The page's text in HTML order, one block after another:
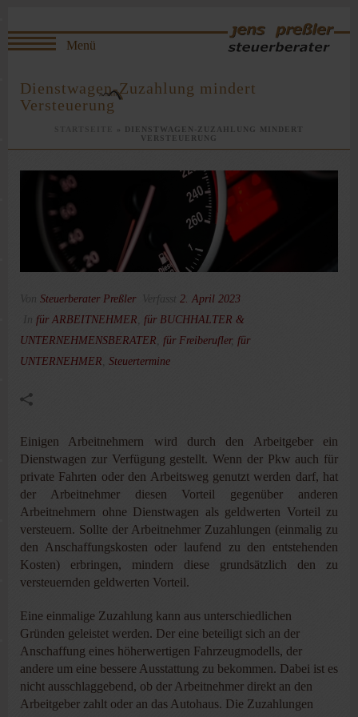
Dienstwagen-Zuzahlung mindert
Versteuerung
» DIENSTWAGEN-ZUZAHLUNG MINDERT
VERSTEUERUNG
Von Steuerberater Preßler Verfasst 2. April 2023
In für ARBEITNEHMER
für BUCHHALTER &
UNTERNEHMENSBERATER
für Freiberufler, für
UNTERNEHMER Steuertermine
Einigen Arbeitnehmern wird durch den Arbeitgeber ein
Dienstwagen zur Verfügung gestellt. Wenn der Pkw auch für
private Fahrten oder den Arbeitsweg genutzt werden darf, hat
der Arbeitnehmer diesen Vorteil gegenüber anderen
Arbeitnehmern ohne Dienstwagen als geldwerten Vorteil zu
versteuern. Sollte der Arbeitnehmer Zuzahlungen (einmalig zu
den Anschaffungskosten oder laufend zu den entstehenden
Kosten) erbringen, mindern diese grundsätzlich den zu
versteuernden geldwerten Vorteil.
Eine einmalige Zuzahlung kann aus unterschiedlichen
Gründen geleistet werden. Der eine beteiligt sich an der
Anschaffung eines höherwertigen Fahrzeugmodells, der
andere um eine bessere Ausstattung zu bekommen. Dabei ist es
nicht ausschlaggebend, ob der Arbeitnehmer direkt an den
Arbeitgeber zahlt oder an das Autohaus. Die Zuzahlungen